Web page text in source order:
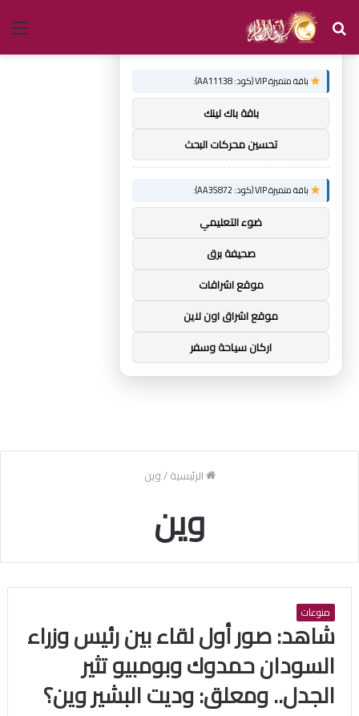
بحث
عن
الرئيسية/وين
وين
منوعات
شاهد: صور أول لقاء بين رئيس وزراء
السودان حمدوك وبومبيو تثير
الجدل.. ومعلق: وديت البشير وين؟
توصيات :
باقة متميزة VIP (كود: AA11138):
باقة باك لينك
تحسين محركات البحث
باقة متميزة VIP (كود: AA35872):
ضوء التعليمي
صحيفة برق
موقع اشراقات
موقع اشراق اون لاين
اركان سياحة وسفر